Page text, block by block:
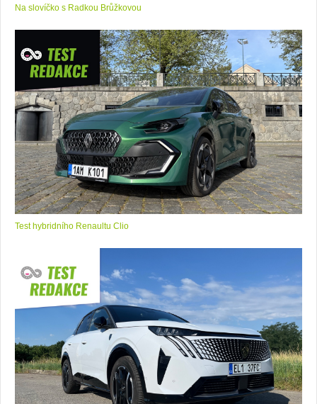
Na slovíčko s Radkou Brůžkovou
Test hybridního Renaultu Clio